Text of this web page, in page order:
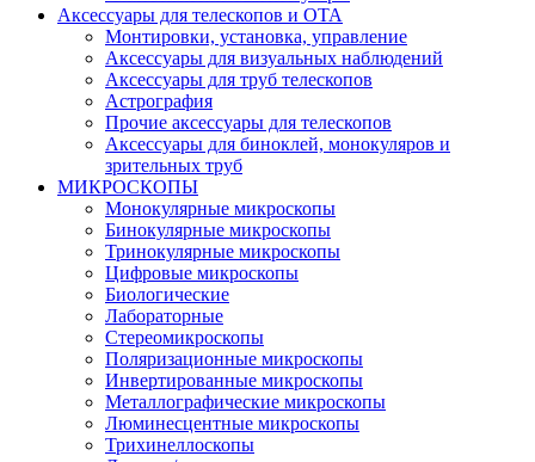
Аксессуары для телескопов и ОТА
Монтировки, установка, управление
Аксессуары для визуальных наблюдений
Аксессуары для труб телескопов
Астрография
Прочие аксессуары для телескопов
Аксессуары для биноклей, монокуляров и
зрительных труб
МИКРОСКОПЫ
Монокулярные микроскопы
Бинокулярные микроскопы
Тринокулярные микроскопы
Цифровые микроскопы
Биологические
Лабораторные
Стереомикроскопы
Поляризационные микроскопы
Инвертированные микроскопы
Металлографические микроскопы
Люминесцентные микроскопы
Трихинеллоскопы